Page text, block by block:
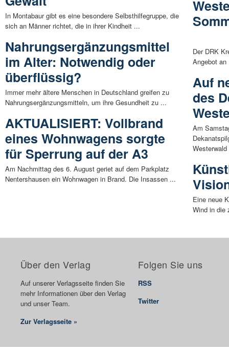
In Montabaur gibt es eine besondere Selbsthilfegruppe, die
sich an Männer richtet, die in ihrer Kindheit ...
Nahrungsergänzungsmittel
im Alter: Notwendig oder
überflüssig?
Immer mehr ältere Menschen in Deutschland greifen zu
Nahrungsergänzungsmitteln, um ihre Gesundheit zu ...
AKTUALISIERT: Vollbrand
eines Wohnwagens sorgte
für Sperrung auf der A3
Am Nachmittag des 6. August geriet auf dem Parkplatz
Nentershausen ein Wohnwagen in Brand. Die Insassen ...
Der DRK
Angebot
Auf
des
Am
Eine neue
Wind in die
Über den Verlag
Auf unserer Verlagsseite finden Sie
mehr Informationen über den Verlag
und unser Team.
Zur Verlagsseite »
Folgen Sie uns
RSS
Twitter